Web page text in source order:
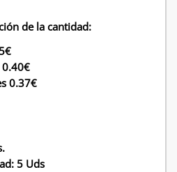
de la cantidad:
0.37€
5 Uds